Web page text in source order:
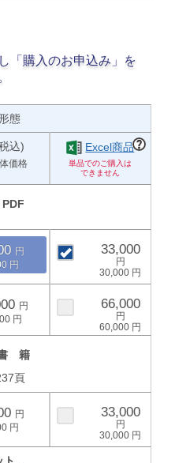
「購入のお申込み」を
態
込)
価格
Excel商品
PDF
33,000
30,000
66,000
60,000
籍
頁
33,000
30,000
ト